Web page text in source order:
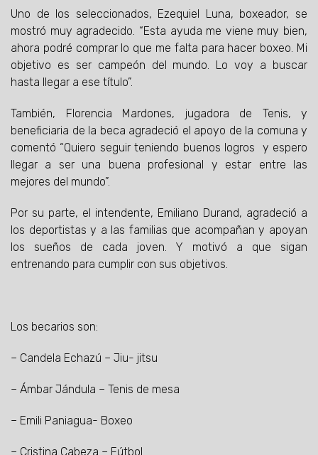
Uno de los seleccionados, Ezequiel Luna, boxeador, se
mostró muy agradecido. “Esta ayuda me viene muy bien,
ahora podré comprar lo que me falta para hacer boxeo. Mi
objetivo es ser campeón del mundo. Lo voy a buscar
hasta llegar a ese título”.
También, Florencia Mardones, jugadora de Tenis, y
beneficiaria de la beca agradeció el apoyo de la comuna y
comentó “Quiero seguir teniendo buenos logros y espero
llegar a ser una buena profesional y estar entre las
mejores del mundo”.
Por su parte, el intendente, Emiliano Durand, agradeció a
los deportistas y a las familias que acompañan y apoyan
los sueños de cada joven. Y motivó a que sigan
entrenando para cumplir con sus objetivos.
Los becarios son:
– Candela Echazú – Jiu- jitsu
– Ámbar Jándula – Tenis de mesa
– Emili Paniagua- Boxeo
– Cristina Cabeza – Fútbol